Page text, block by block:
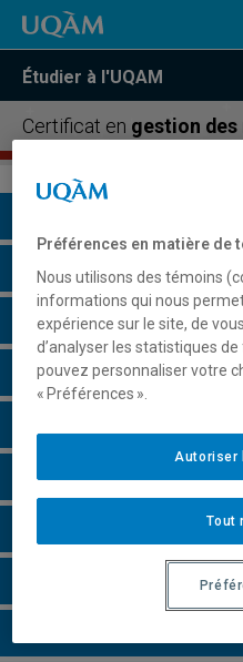
Étudier à l'UQAM
Certificat en gestion des
Conditions d'admission
Cours à suivre et horaires
Grille de cheminement
Perspectives
cycles
Remarques et règlements
Préférences en matière de
Nous utilisons des témoins
informations qui nous
expérience sur le site, de
d’analyser les statistiques
pouvez personnaliser votre
« Préférences ».
Tout
Autoriser